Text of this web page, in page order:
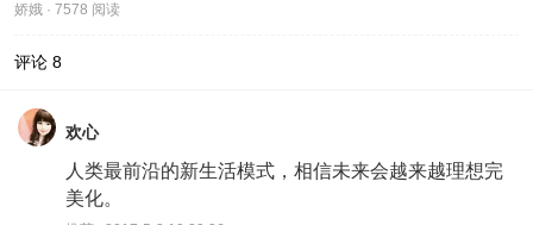
娇娥 · 7578 阅读
评论 8
欢心
人类最前沿的新生活模式，相信未来会越来越理想完
美化。